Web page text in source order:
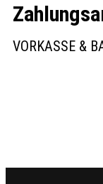
VORKASSE &